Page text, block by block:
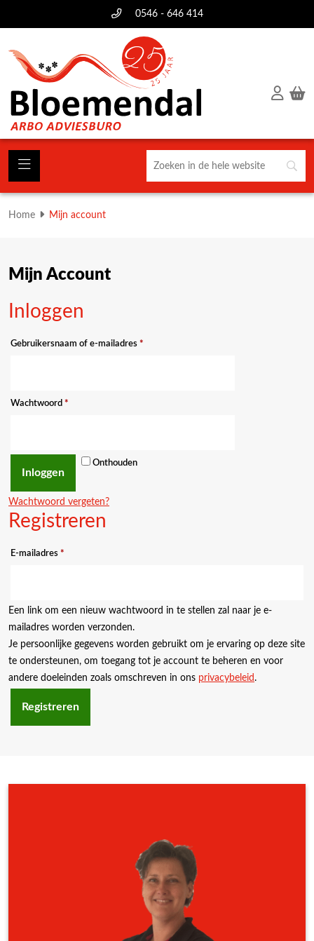
0546 - 646 414
Home Mijn account
Mijn Account
Inloggen
Gebruikersnaam of e-mailadres *
Wachtwoord *
Onthouden
Inloggen
Wachtwoord vergeten?
Registreren
E-mailadres *
Een link om een nieuw wachtwoord in te stellen zal naar je e-
mailadres worden verzonden.
Je persoonlijke gegevens worden gebruikt om je ervaring op deze site
te ondersteunen, om toegang tot je account te beheren en voor
andere doeleinden zoals omschreven in ons privacybeleid .
Registreren